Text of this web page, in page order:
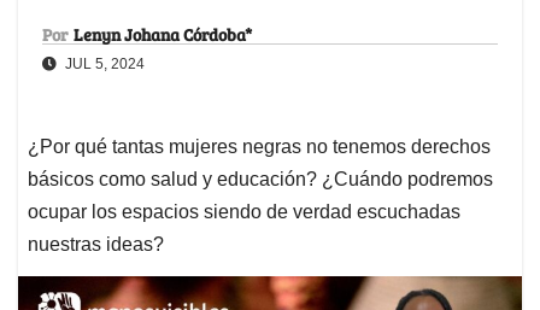
Por Lenyn Johana Córdoba*
JUL 5, 2024
¿Por qué tantas mujeres negras no tenemos derechos
básicos como salud y educación? ¿Cuándo podremos
ocupar los espacios siendo de verdad escuchadas
nuestras ideas?